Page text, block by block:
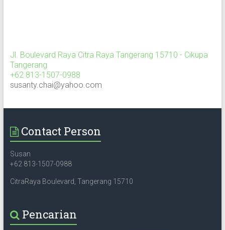
Jl. Boulevard Raya Citra Raya Tangerang 15710 - Cikupa
Tangerang
+62 813-1507-0988
susanty.chai@yahoo.com
Contact Person
Susan
+62 813-1507-0988
CitraRaya Boulevard, Tangerang 15710
Pencarian